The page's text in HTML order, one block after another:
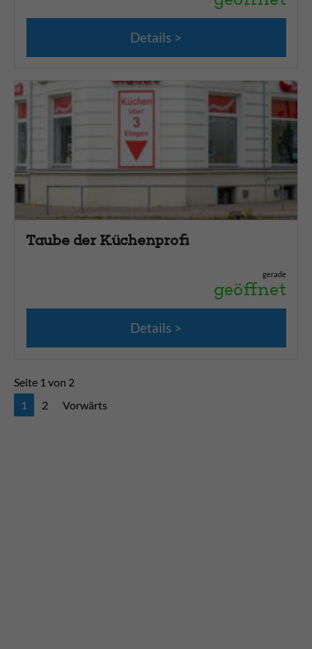
Details
Taube der Küchenprofi
gerade
geöffnet
Details
Seite 1 von 2
1
2 Vorwärts